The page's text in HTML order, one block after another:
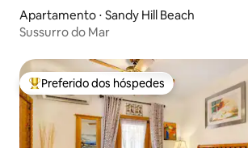
Apartamento ⋅ Sandy Hill Beach
Sussurro do Mar
Entre os melhores preferidos dos hóspedes
Preferido dos hóspedes